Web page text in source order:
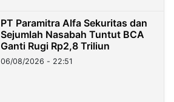
PT Paramitra Alfa Sekuritas dan
Sejumlah Nasabah Tuntut BCA
Ganti Rugi Rp2,8 Triliun
06/08/2026 - 22:51